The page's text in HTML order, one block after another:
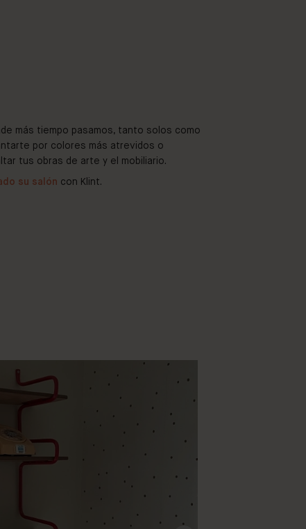
más tiempo pasamos, tanto solos como
por colores más atrevidos o
tus obras de arte y el mobiliario.
su salón con Klint.